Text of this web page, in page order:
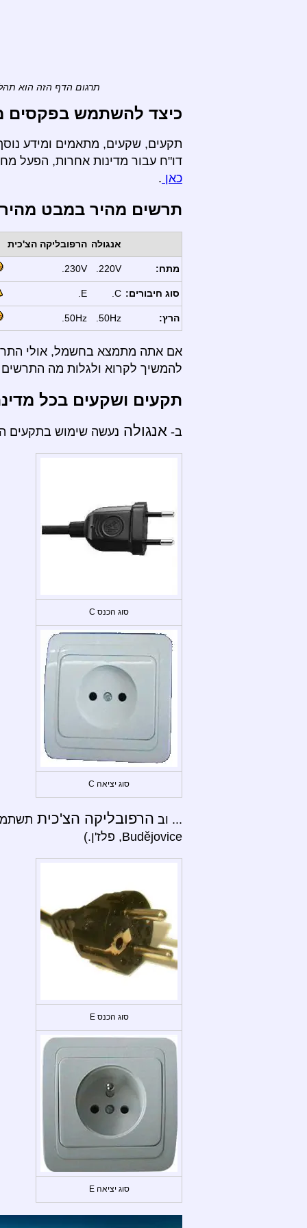
תרגום הדף הזה הוא
כיצד להשתמש בפקסים
תקעים, שקעים, מתאמים ומידע
דו"ח עבור מדינות אחרות, הפעל
כאן .
תרשים מהיר במבט מהיר
אנגולה הרפובליקה הצ'כית
מתח: 220V.
230V.
סוג חיבורים: C.
E.
הרץ: 50Hz.
50Hz.
אם אתה מתמצא בחשמל, אולי
להמשיך לקרוא ולגלות מה
תקעים ושקעים בכל
ב- אנגולה נעשה שימוש בתקעים
סוג הכנס C
סוג יציאה C
... וב הרפובליקה הצ'כית
Budějovice, פלז'ן.)
סוג הכנס E
סוג יציאה E